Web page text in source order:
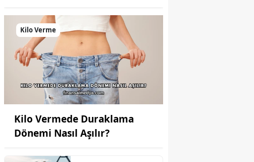
Kilo Verme
Kilo Vermede Duraklama
Dönemi Nasıl Aşılır?